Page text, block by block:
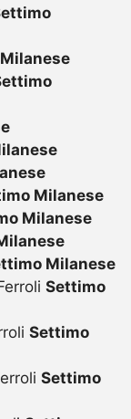
Milanese
Milanese
Milanese
Settimo
Settimo
Settimo